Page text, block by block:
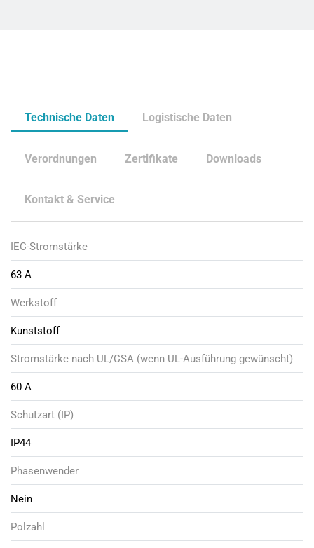
Technische Daten Logistische Daten
Verordnungen Zertifikate Downloads
Kontakt & Service
IEC-Stromstärke
63 A
Werkstoff
Kunststoff
Stromstärke nach UL/CSA (wenn UL-Ausführung gewünscht)
60 A
Schutzart (IP)
IP44
Phasenwender
Nein
Polzahl